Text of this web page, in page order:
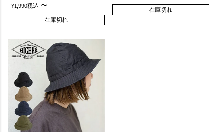
¥1,990税込 〜
在庫切れ
在庫切れ